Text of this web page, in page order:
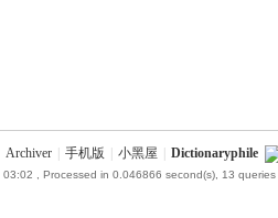
Archiver 手机版 小黑屋 Dictionaryphile
03:02 , Processed in 0.046866 second(s), 13 queries .